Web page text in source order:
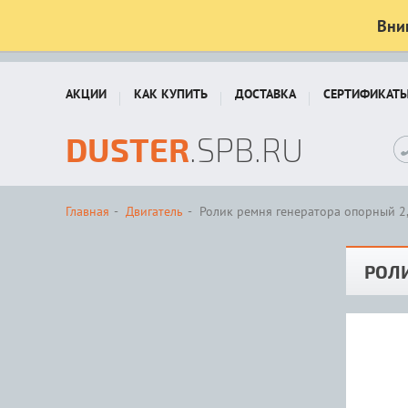
АКЦИИ КАК КУПИТЬ ДОСТАВКА
DUSTER.SPB.RU
Главная Двигатель Ролик ремня генератора опорный